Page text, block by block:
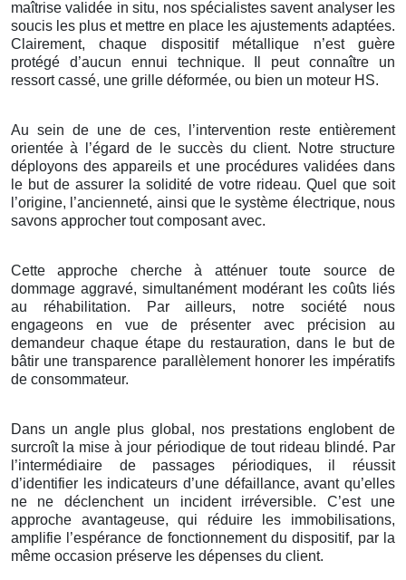
maîtrise validée in situ, nos spécialistes savent analyser les
soucis les plus et mettre en place les ajustements adaptées.
Clairement, chaque dispositif métallique n’est guère
protégé d’aucun ennui technique. Il peut connaître un
ressort cassé, une grille déformée, ou bien un moteur HS.
Au sein de une de ces, l’intervention reste entièrement
orientée à l’égard de le succès du client. Notre structure
déployons des appareils et une procédures validées dans
le but de assurer la solidité de votre rideau. Quel que soit
l’origine, l’ancienneté, ainsi que le système électrique, nous
savons approcher tout composant avec.
Cette approche cherche à atténuer toute source de
dommage aggravé, simultanément modérant les coûts liés
au réhabilitation. Par ailleurs, notre société nous
engageons en vue de présenter avec précision au
demandeur chaque étape du restauration, dans le but de
bâtir une transparence parallèlement honorer les impératifs
de consommateur.
Dans un angle plus global, nos prestations englobent de
surcroît la mise à jour périodique de tout rideau blindé. Par
l’intermédiaire de passages périodiques, il réussit
d’identifier les indicateurs d’une défaillance, avant qu’elles
ne ne déclenchent un incident irréversible. C’est une
approche avantageuse, qui réduire les immobilisations,
amplifie l’espérance de fonctionnement du dispositif, par la
même occasion préserve les dépenses du client.